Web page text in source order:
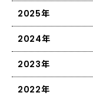
2025年
2024年
2023年
2022年